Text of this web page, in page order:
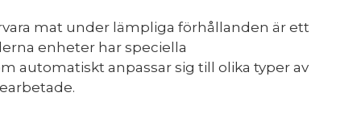
mat under lämpliga förhållanden är ett
enheter har speciella
automatiskt anpassar sig till olika typer av